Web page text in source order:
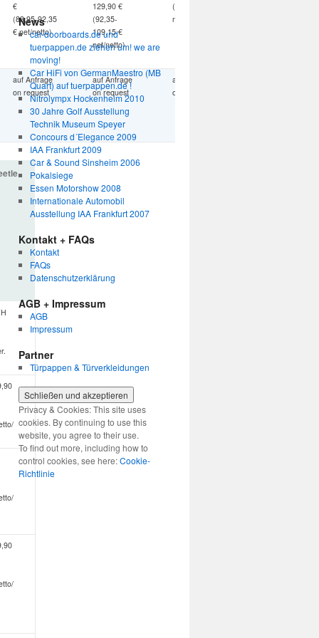
€
(83,95-92,35
€ net/netto)
129,90 €
(92,35-
109,15 €
net/netto)
(92,35 €
net/netto)
auf Anfrage
on request
auf Anfrage
on request
auf Anfrage
on request
News
car-doorboards.de und
tuerpappen.de ziehen um! we are
moving!
Car HiFi von GermanMaestro (MB
Quart) auf tuerpappen.de !
Nitrolympx Hockenheim 2010
30 Jahre Golf Ausstellung
Technik Museum Speyer
Concours d´Elegance 2009
IAA Frankfurt 2009
Car & Sound Sinsheim 2006
Pokalsiege
Essen Motorshow 2008
Internationale Automobil
Ausstellung IAA Frankfurt 2007
Kontakt + FAQs
Kontakt
FAQs
Datenschutzerklärung
AGB + Impressum
AGB
Impressum
Partner
Türpappen & Türverkleidungen
Privacy & Cookies: This site uses
cookies. By continuing to use this
website, you agree to their use.
To find out more, including how to
control cookies, see here:Cookie-
Richtlinie